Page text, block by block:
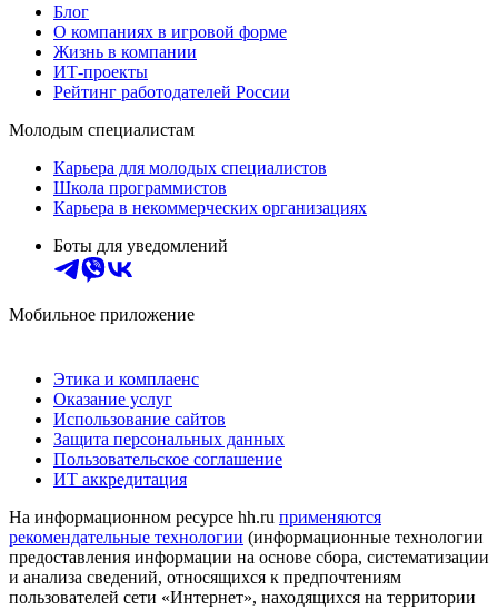
Блог
О компаниях в игровой форме
Жизнь в компании
ИТ-проекты
Рейтинг работодателей России
Молодым специалистам
Карьера для молодых специалистов
Школа программистов
Карьера в некоммерческих организациях
Боты для уведомлений
Мобильное приложение
Этика и комплаенс
Оказание услуг
Использование сайтов
Защита персональных данных
Пользовательское соглашение
ИТ аккредитация
На информационном ресурсе hh.ru применяются
рекомендательные технологии (информационные технологии
предоставления информации на основе сбора, систематизации
и анализа сведений, относящихся к предпочтениям
пользователей сети «Интернет», находящихся на территории